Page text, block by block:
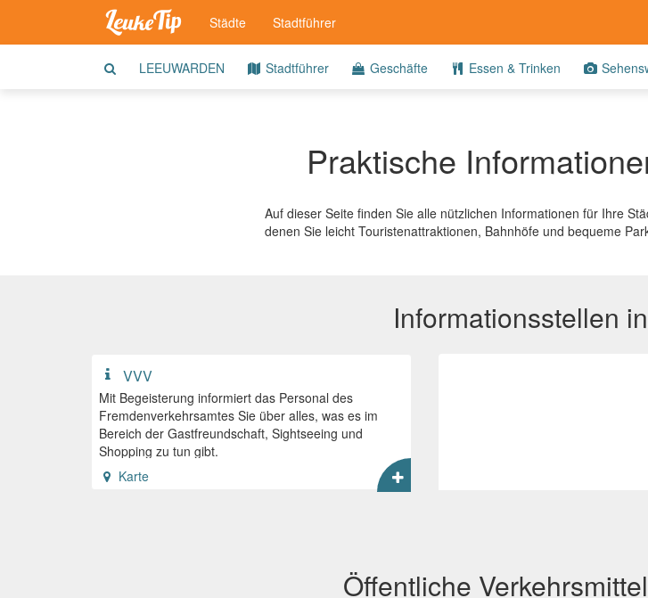
Städte Stadtführer
LEEUWARDEN Stadtführer Geschäfte Essen & Trinken
Praktische
Auf dieser Seite finden Sie alle nützlichen Informationen für Ihre
denen Sie leicht Touristenattraktionen, Bahnhöfe und bequeme
Informationsstellen
VVV
Mit Begeisterung informiert das Personal des
Fremdenverkehrsamtes Sie über alles, was es im
Bereich der Gastfreundschaft, Sightseeing und
Shopping zu tun gibt.
Karte
Öffentliche